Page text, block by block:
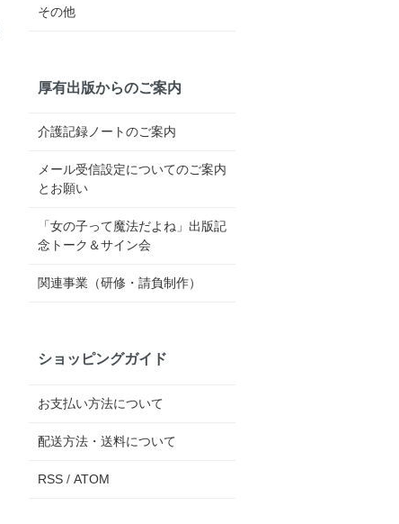
その他
厚有出版からのご案内
介護記録ノートのご案内
メール受信設定についてのご案内
とお願い
「女の子って魔法だよね」出版記
念トーク＆サイン会
関連事業（研修・請負制作）
ショッピングガイド
お支払い方法について
配送方法・送料について
RSS / ATOM